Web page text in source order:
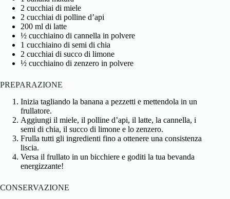
2 cucchiai di miele
2 cucchiai di polline d’api
200 ml di latte
½ cucchiaino di cannella in polvere
1 cucchiaino di semi di chia
2 cucchiai di succo di limone
½ cucchiaino di zenzero in polvere
PREPARAZIONE
Inizia tagliando la banana a pezzetti e mettendola in un
frullatore.
Aggiungi il miele, il polline d’api, il latte, la cannella, i
semi di chia, il succo di limone e lo zenzero.
Frulla tutti gli ingredienti fino a ottenere una consistenza
liscia.
Versa il frullato in un bicchiere e goditi la tua bevanda
energizzante!
CONSERVAZIONE